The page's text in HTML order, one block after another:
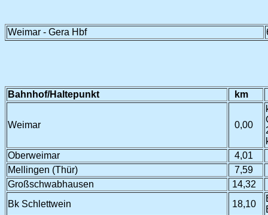
Weimar - Gera Hbf
Bahnhof/Haltepunkt km
Weimar 0,00
Oberweimar
4,01
Mellingen (Thür)
7,59
Großschwabhausen
14,32
Bk Schlettwein
18,10